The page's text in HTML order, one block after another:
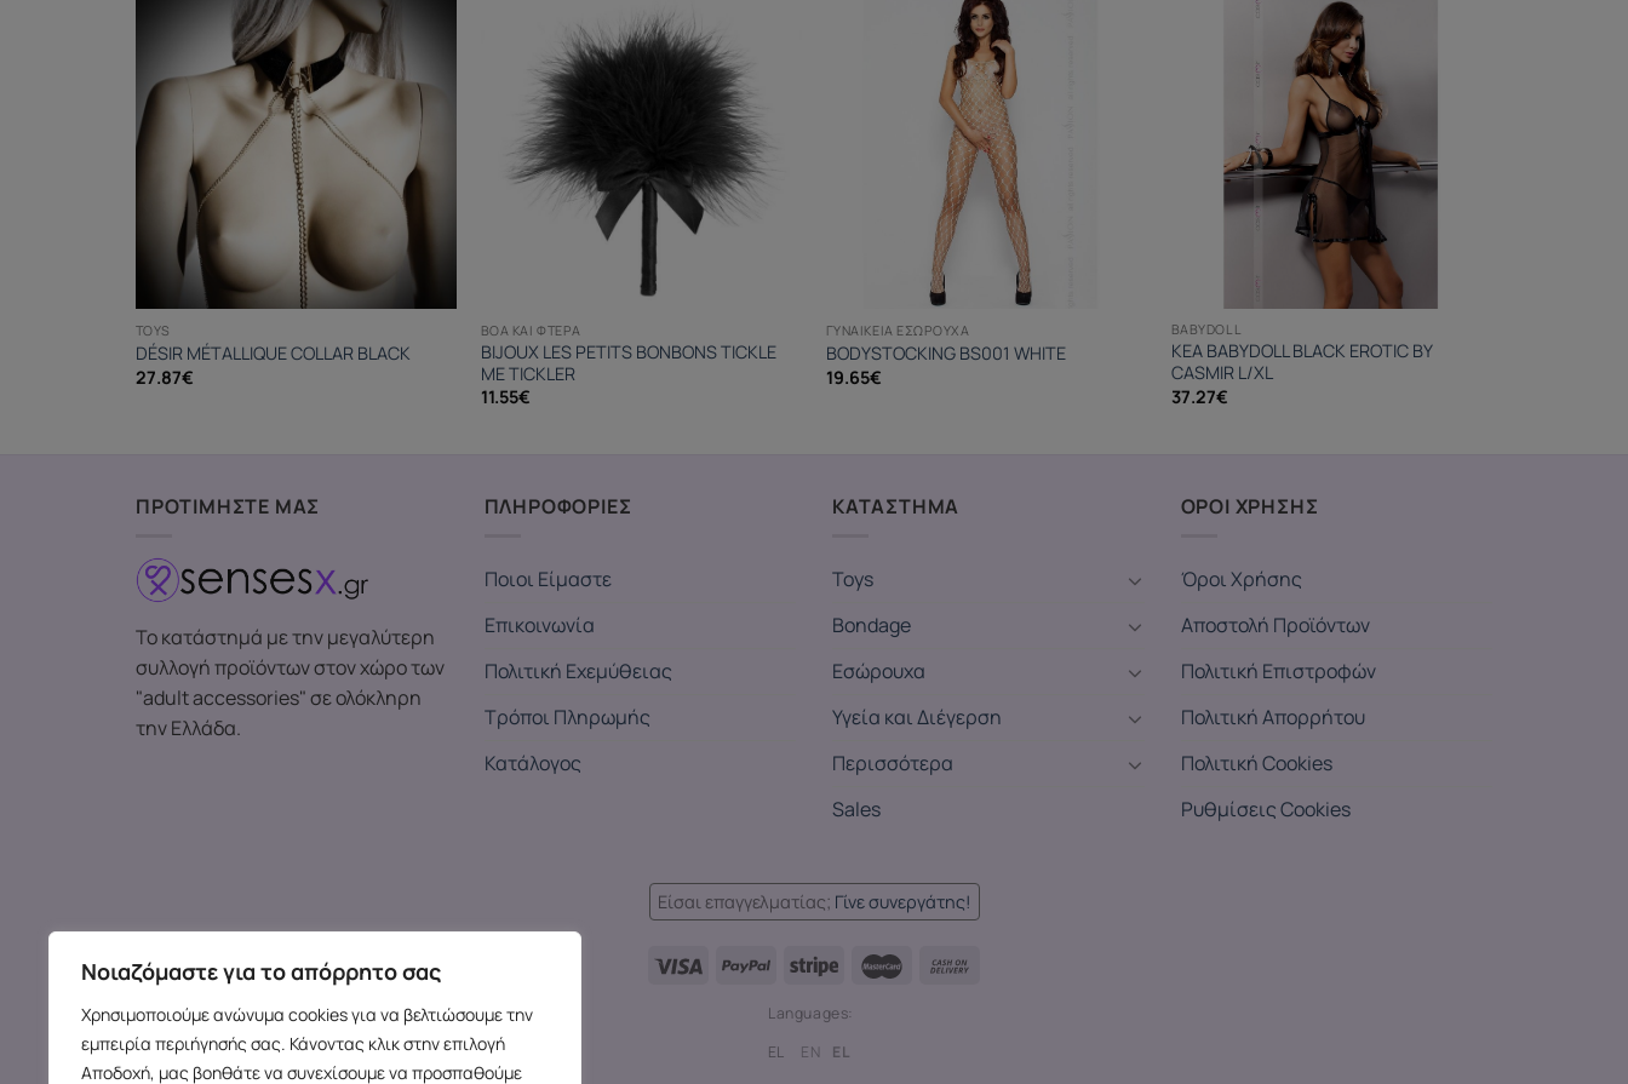
Νοιαζόμαστε για το απόρρητο σας
Χρησιμοποιούμε ανώνυμα cookies για να βελτιώσουμε την
εμπειρία περιήγησής σας. Κάνοντας κλικ στην επιλογή
Αποδοχή, μας βοηθάτε να συνεχίσουμε να προσπαθούμε
TOYS
DÉSIR MÉTALLIQUE COLLAR BLACK
27.87€
BOA ΚΑΙ ΦΤΕΡΆ
BIJOUX LES PETITS BONBONS TICKLE
ME TICKLER
11.55€
ΓΥΝΑΙΚΕΊΑ ΕΣΏΡΟΥΧΑ
BODYSTOCKING BS001 WHITE
19.65€
BABYDOLL
KEA BABYDOLL BLACK EROTIC BY
CASMIR L/XL
37.27€
ΠΡΟΤΙΜΗΣΤΕ ΜΑΣ
Το κατάστημά με την μεγαλύτερη
συλλογή προϊόντων στον χώρο των
"adult accessories" σε ολόκληρη
την Ελλάδα.
ΠΛΗΡΟΦΟΡΙΕΣ
Ποιοι Είμαστε
Επικοινωνία
Πολιτική Εχεμύθειας
Τρόποι Πληρωμής
Κατάλογος
ΚΑΤΑΣΤΗΜΑ
Toys
Bondage
Εσώρουχα
Υγεία και Διέγερση
Περισσότερα
Sales
ΟΡΟΙ ΧΡΗΣΗΣ
Όροι Χρήσης
Αποστολή Προϊόντων
Πολιτική Επιστροφών
Πολιτική Απορρήτου
Πολιτική Cookies
Ρυθμίσεις Cookies
Είσαι επαγγελματίας; Γίνε συνεργάτης!
Languages:
EL
EN EL